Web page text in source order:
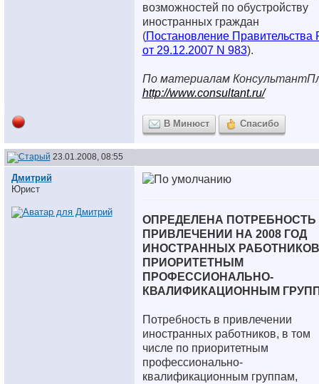
возможностей по обустройству
иностранных граждан
(Постановление Правительства
от 29.12.2007 N 983).
По материалам
http://www.consultant.ru/
В Минюст Спасибо
23.01.2008, 08:55
Дмитрий
Юрист
ОПРЕДЕЛЕНА ПОТРЕБНОСТЬ
ПРИВЛЕЧЕНИИ НА 2008 ГОД
ИНОСТРАННЫХ
ПРИОРИТЕТНЫМ
ПРОФЕССИОНАЛЬНО-
КВАЛИФИКАЦИОННЫМ
Потребность в привлечении
иностранных работников, в том
числе по приоритетным
профессионально-
квалификационным группам,